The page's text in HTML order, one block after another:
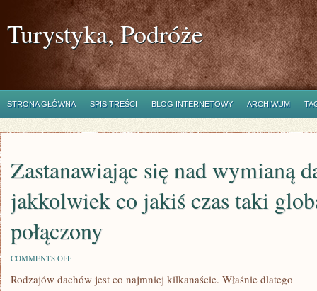
Turystyka, Podróże
STRONA GŁÓWNA SPIS TREŚCI BLOG INTERNETOWY ARCHIWUM
Zastanawiając się nad wymianą
jakkolwiek co jakiś czas taki
połączony
COMMENTS OFFON
SIĘ
Rodzajów dachów jest co najmniej kilkanaście. Właśnie dlatego